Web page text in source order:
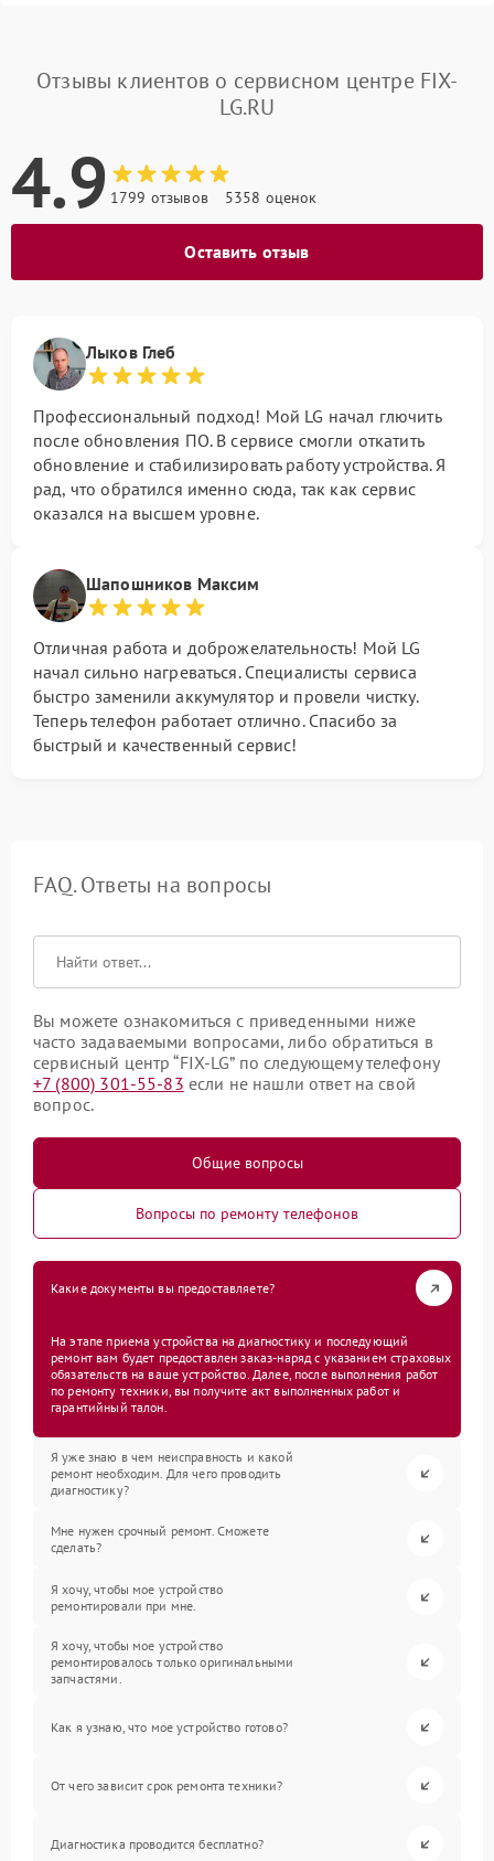
Отзывы клиентов о сервисном центре FIX-
LG.RU
4.9 1799 отзывов 5358 оценок
Оставить отзыв
Лыков Глеб
Профессиональный подход! Мой LG начал глючить
после обновления ПО. В сервисе смогли откатить
обновление и стабилизировать работу устройства. Я
рад, что обратился именно сюда, так как сервис
оказался на высшем уровне.
Шапошников Максим
Отличная работа и доброжелательность! Мой LG
начал сильно нагреваться. Специалисты сервиса
быстро заменили аккумулятор и провели чистку.
Теперь телефон работает отлично. Спасибо за
быстрый и качественный сервис!
FAQ. Ответы на вопросы
Вы можете ознакомиться с приведенными ниже
часто задаваемыми вопросами, либо обратиться в
сервисный центр “FIX-LG” по следующему телефону
+7 (800) 301-55-83 если не нашли ответ на свой
вопрос.
Общие вопросы
Вопросы по ремонту телефонов
Какие документы вы предоставляете?
На этапе приема устройства на диагностику и последующий
ремонт вам будет предоставлен заказ-наряд с указанием страховых
обязательств на ваше устройство. Далее, после выполнения работ
по ремонту техники, вы получите акт выполненных работ и
гарантийный талон.
Я уже знаю в чем неисправность и какой
ремонт необходим. Для чего проводить
диагностику?
Мне нужен срочный ремонт. Сможете
сделать?
Я хочу, чтобы мое устройство
ремонтировали при мне.
Я хочу, чтобы мое устройство
ремонтировалось только оригинальными
запчастями.
Как я узнаю, что мое устройство готово?
От чего зависит срок ремонта техники?
Диагностика проводится бесплатно?